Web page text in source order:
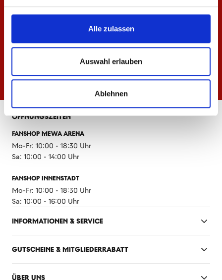
Alle zulassen
Auswahl erlauben
Ablehnen
ÖFFNUNGSZEITEN
FANSHOP MEWA ARENA
Mo-Fr: 10:00 - 18:30 Uhr
Sa: 10:00 - 14:00 Uhr
FANSHOP INNENSTADT
Mo-Fr: 10:00 - 18:30 Uhr
Sa: 10:00 - 16:00 Uhr
INFORMATIONEN & SERVICE
GUTSCHEINE & MITGLIEDERRABATT
ÜBER UNS